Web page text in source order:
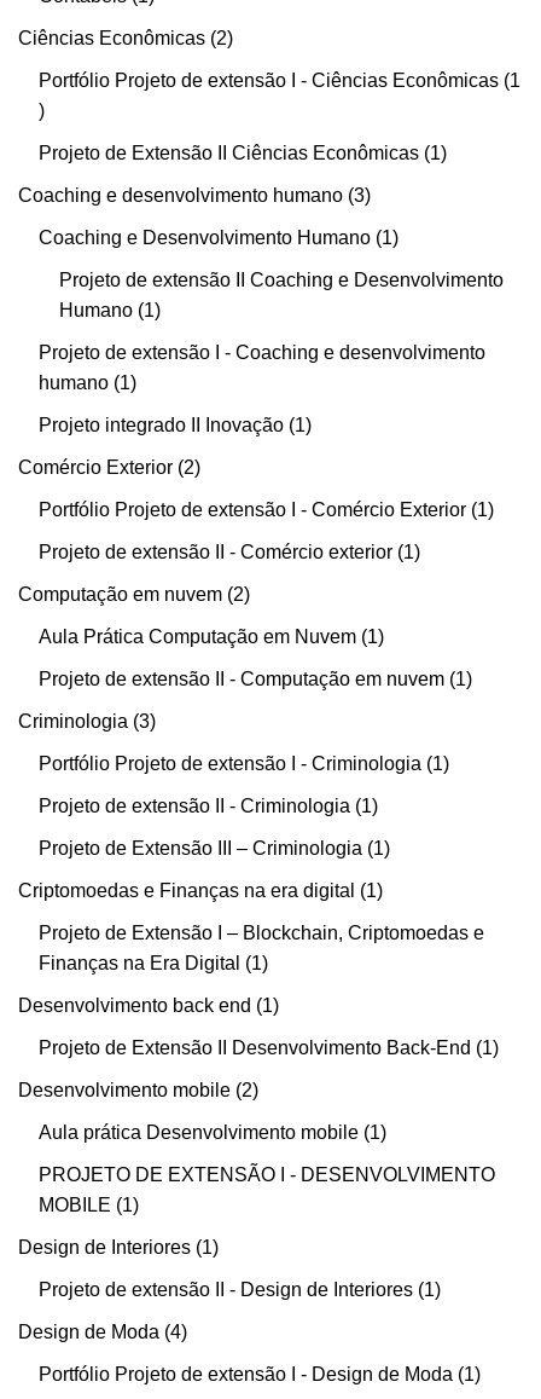
Ciências Econômicas 2
Portfólio Projeto de extensão I - Ciências Econômicas 1
Projeto de Extensão II Ciências Econômicas 1
Coaching e desenvolvimento humano 3
Coaching e Desenvolvimento Humano 1
Projeto de extensão II Coaching e Desenvolvimento
Humano 1
Projeto de extensão I - Coaching e desenvolvimento
humano 1
Projeto integrado II Inovação 1
Comércio Exterior 2
Portfólio Projeto de extensão I - Comércio Exterior 1
Projeto de extensão II - Comércio exterior 1
Computação em nuvem 2
Aula Prática Computação em Nuvem 1
Projeto de extensão II - Computação em nuvem 1
Criminologia 3
Portfólio Projeto de extensão I - Criminologia 1
Projeto de extensão II - Criminologia 1
Projeto de Extensão III – Criminologia 1
Criptomoedas e Finanças na era digital 1
Projeto de Extensão I – Blockchain, Criptomoedas e
Finanças na Era Digital
1
Desenvolvimento back end 1
Projeto de Extensão II Desenvolvimento Back-End 1
Desenvolvimento mobile 2
Aula prática Desenvolvimento mobile 1
PROJETO DE EXTENSÃO I - DESENVOLVIMENTO
MOBILE
1
Design de Interiores 1
Projeto de extensão II - Design de Interiores 1
Design de Moda 4
Portfólio Projeto de extensão I - Design de Moda 1